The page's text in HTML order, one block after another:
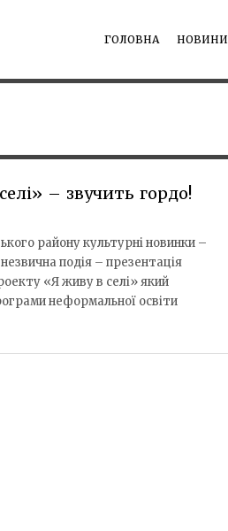
ГОЛОВНА НОВИНИ
– звучить гордо!
району культурні новинки –
подія – презентація
«Я живу в селі» який
неформальної освіти